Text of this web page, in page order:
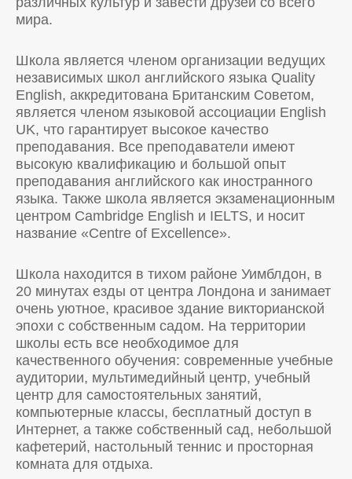
мира.
Школа является членом организации ведущих
независимых школ английского языка Quality
English, аккредитована Британским Советом,
является членом языковой ассоциации English
UK, что гарантирует высокое качество
преподавания. Все преподаватели имеют
высокую квалификацию и большой опыт
преподавания английского как иностранного
языка. Также школа является экзаменационным
центром Cambridge English и IELTS, и носит
название «Centre of Excellence».
Школа находится в тихом районе Уимблдон, в
20 минутах езды от центра Лондона и занимает
очень уютное, красивое здание викторианской
эпохи с собственным садом. На территории
школы есть все необходимое для
качественного обучения: современные учебные
аудитории, мультимедийный центр, учебный
центр для самостоятельных занятий,
компьютерные классы, бесплатный доступ в
Интернет, а также собственный сад, небольшой
кафетерий, настольный теннис и просторная
комната для отдыха.